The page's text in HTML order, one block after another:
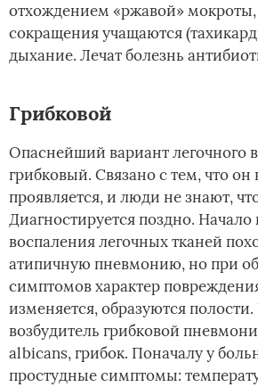
отхождением «ржавой»
сокращения учащаются
дыхание. Лечат болезнь
Грибковой
Опаснейший вариант легочного
грибковый. Связано с тем, что он
проявляется, и люди не знают,
Диагностируется поздно. Начало
воспаления легочных тканей
атипичную пневмонию, но при
симптомов характер
изменяется, образуются
возбудитель грибковой
albicans, грибок. Поначалу у
простудные симптомы: